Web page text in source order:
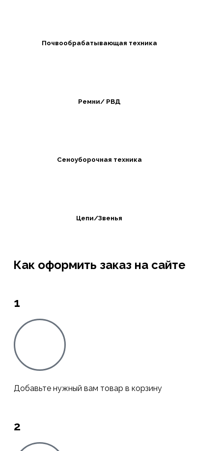
Почвообрабатывающая техника
Ремни/ РВД
Сеноуборочная техника
Цепи/Звенья
Как оформить заказ на сайте
1
Добавьте нужный вам товар в корзину
2